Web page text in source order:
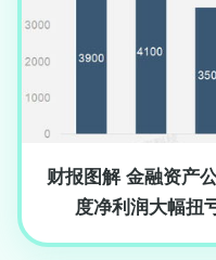
财报图解 金融资产
度净利润大幅扭